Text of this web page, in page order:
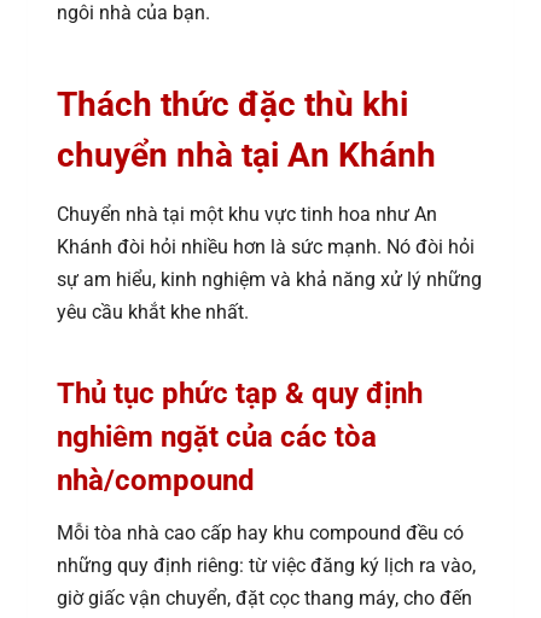
ngôi nhà của bạn.
Thách thức đặc thù khi
chuyển nhà tại An Khánh
Chuyển nhà tại một khu vực tinh hoa như An
Khánh đòi hỏi nhiều hơn là sức mạnh. Nó đòi hỏi
sự am hiểu, kinh nghiệm và khả năng xử lý những
yêu cầu khắt khe nhất.
Thủ tục phức tạp & quy định
nghiêm ngặt của các tòa
nhà/compound
Mỗi tòa nhà cao cấp hay khu compound đều có
những quy định riêng: từ việc đăng ký lịch ra vào,
giờ giấc vận chuyển, đặt cọc thang máy, cho đến